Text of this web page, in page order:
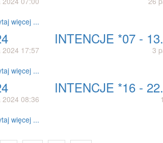
więcej ...
2024 17:57
więcej ...
INTENCJE *07 -
3
2024 08:36
więcej ...
INTENCJE *16 -